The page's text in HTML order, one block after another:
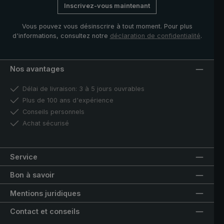
randonnée peut aussi être utilisé comme parapluie
Inscrivez-vous maintenant
Vous pouvez vous désinscrire à tout moment. Pour plus
d'informations, consultez notre déclaration de confidentialité.
Nos avantages
Délai de livraison: 3 à 5 jours ouvrables
Plus de 100 ans d'expérience
Conseils personnels
Achat sécurisé
Service
Bon à savoir
Mentions juridiques
Contact et conseils